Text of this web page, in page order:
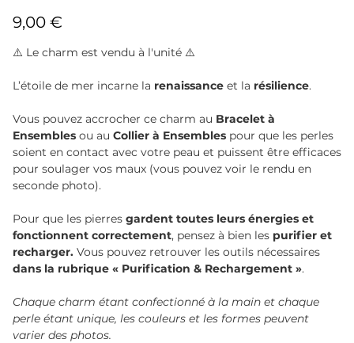
Prix
9,00 €
⚠️ Le charm est vendu à l'unité ⚠️
L’étoile de mer incarne la renaissance et la résilience.
Vous pouvez accrocher ce charm au Bracelet à
Ensembles ou au Collier à Ensembles pour que les perles
soient en contact avec votre peau et puissent être efficaces
pour soulager vos maux (vous pouvez voir le rendu en
seconde photo).
Pour que les pierres gardent toutes leurs énergies et
fonctionnent correctement, pensez à bien les purifier et
recharger. Vous pouvez retrouver les outils nécessaires
dans la rubrique « Purification & Rechargement ».
Chaque charm étant confectionné à la main et chaque
perle étant unique, les couleurs et les formes peuvent
varier des photos.